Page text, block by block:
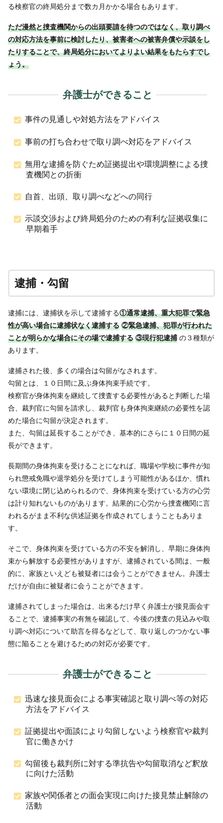
る検察官の終局処分まで数カ月かかる場合もあります。
ただ漫然と捜査機関からの出頭要請を待つのではなく、取り調べ
の対応方法を事前に検討したり、被害者への被害弁償や示談をし
たりすることで、終局処分においてよりよい結果をもたらすでし
ょう。
弁護士ができること
事件の見通しや対処方法をアドバイス
事前の打ち合わせで取り調べ対応をアドバイス
無用な逮捕を防ぐため証拠提出や環境調整による捜
査機関との折衝
自首、出頭、取り調べなどへの同行
示談交渉および終局処分のための有利な証拠収集に
早期着手
逮捕・勾留
逮捕には、逮捕状を示して逮捕する①通常逮捕、重大犯罪で緊急
性が高い場合に逮捕状なく逮捕する ②緊急逮捕、犯罪が行われた
ことが明らかな場合にその場で逮捕する ③現行犯逮捕の３種類が
あります。
逮捕された後、多くの場合は勾留がなされます。
勾留とは、１０日間に及ぶ身体拘束手続です。
検察官が身体拘束を継続して捜査する必要性があると判断した場
合、裁判官に勾留を請求し、裁判官も身体拘束継続の必要性を認
めた場合に勾留が決定されます。
また、勾留は延長することができ、基本的にさらに１０日間の延
長ができます。
長期間の身体拘束を受けることになれば、職場や学校に事件が知
られ懲戒免職や退学処分を受けてしまう可能性があるほか、慣れ
ない環境に閉じ込められるので、身体拘束を受けている方の心労
は計り知れないものがあります。結果的に心労から捜査機関に言
われるがまま不利な供述証拠を作成されてしまうこともありま
す。
そこで、身体拘束を受けている方の不安を解消し、早期に身体拘
束から解放する必要性がありますが、逮捕されている間は、一般
的に、家族といえども被疑者には会うことができません。弁護士
だけが自由に被疑者に会うことができます。
逮捕されてしまった場合は、出来るだけ早く弁護士が接見面会す
ることで、逮捕事実の有無を確認して、今後の捜査の見込みや取
り調べ対応について助言を得るなどして、取り返しのつかない事
態に陥ることを避けるための対応が必要です。
弁護士ができること
迅速な接見面会による事実確認と取り調べ等の対応
方法をアドバイス
証拠提出や面談により勾留しないよう検察官や裁判
官に働きかけ
勾留後も裁判所に対する準抗告や勾留取消など釈放
に向けた活動
家族や関係者との面会実現に向けた接見禁止解除の
活動